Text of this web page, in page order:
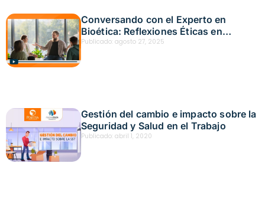
Conversando con el Experto en
Bioética: Reflexiones Éticas en
Entornos Profesionales en Apartadó
Publicado: agosto 27, 2025
Gestión del cambio e impacto sobre la
Seguridad y Salud en el Trabajo
Publicado: abril 1, 2020